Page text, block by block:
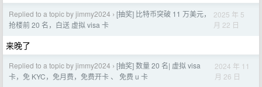
Replied to a topic by jimmy2024 › [抽奖] 比特币突破 11 万美元，
抢楼前 20 名，白送 虚拟 visa 卡
2025 年 5
月 22 日
来晚了
Replied to a topic by jimmy2024 › [抽奖] 数量 20 名| 虚拟 visa
卡，免 KYC，免月费，免费开卡 、 免费 u 卡
2024 年 11
月 26 日